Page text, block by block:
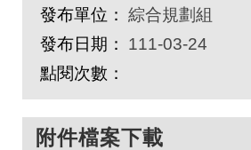
發布單位： 綜合規劃組
發布日期：
111-03-24
點閱次數：
附件檔案下載